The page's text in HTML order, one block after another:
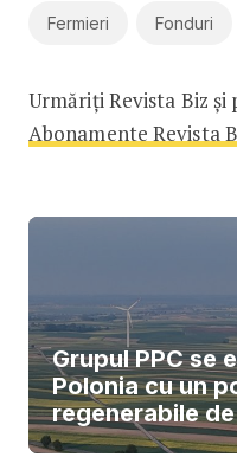
Fermieri Fonduri
Urmăriți Revista Biz și
Abonamente Revista
Grupul PPC se
Polonia cu un
regenerabile